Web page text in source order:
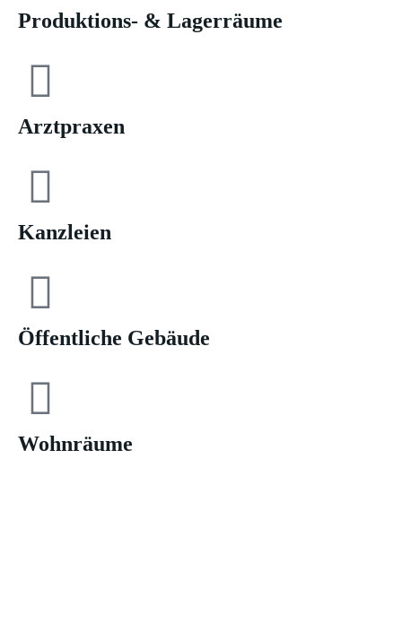
Produktions- & Lagerräume
Arztpraxen
Kanzleien
Öffentliche Gebäude
Wohnräume